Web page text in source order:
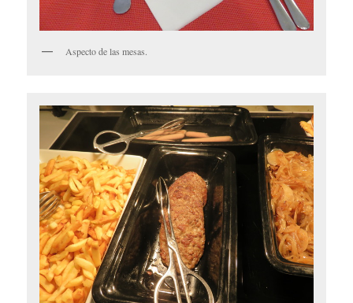
Aspecto de las mesas.